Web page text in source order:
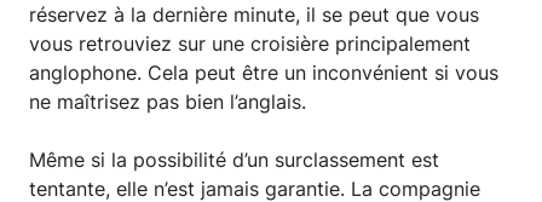
réservez à la dernière minute, il se peut que vous
vous retrouviez sur une croisière principalement
anglophone. Cela peut être un inconvénient si vous
ne maîtrisez pas bien l’anglais.
Même si la possibilité d’un surclassement est
tentante, elle n’est jamais garantie. La compagnie